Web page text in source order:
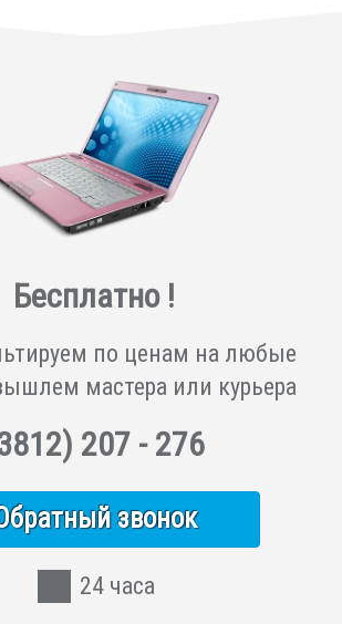
Бесплатно !
по ценам на любые
мастера или курьера
207 - 276
звонок
24 часа